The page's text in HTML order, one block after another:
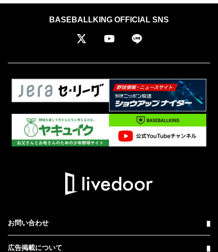
BASEBALLKING OFFICIAL SNS
お問い合わせ
広告掲載について